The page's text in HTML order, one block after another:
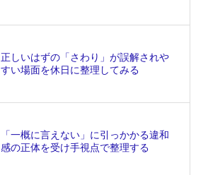
正しいはずの「さわり」が誤解されや
すい場面を休日に整理してみる
「一概に言えない」に引っかかる違和
感の正体を受け手視点で整理する